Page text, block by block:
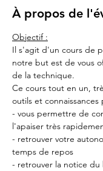
À propos de
Objectif :
Il s'agit d'un cours de
notre but est de vous
de la technique.
Ce cours tout en un,
outils et connaissances
- vous permettre de
l'apaiser très
- retrouver votre
temps de repos
- retrouver la notice